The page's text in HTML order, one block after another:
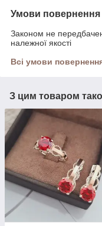
Умови повернення
Законом не
належної якості
Всі умови
З цим товаром